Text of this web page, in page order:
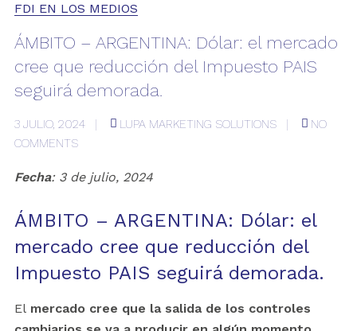
FDI EN LOS MEDIOS
ÁMBITO – ARGENTINA: Dólar: el mercado
cree que reducción del Impuesto PAIS
seguirá demorada.
3 JULIO, 2024 LUPA MARKETING SOLUTIONS
NO
COMMENTS
Fecha: 3 de julio, 2024
ÁMBITO – ARGENTINA: Dólar: el
mercado cree que reducción del
Impuesto PAIS seguirá demorada.
El mercado cree que la salida de los controles